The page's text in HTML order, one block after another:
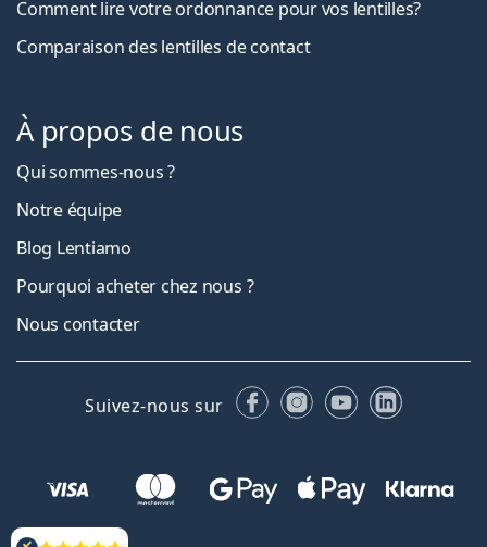
Comment lire votre ordonnance pour vos lentilles?
Comparaison des lentilles de contact
À propos de nous
Qui sommes-nous ?
Notre équipe
Blog Lentiamo
Pourquoi acheter chez nous ?
Nous contacter
Suivez-nous sur FacebookInstagram
YouTubeLinkedIn